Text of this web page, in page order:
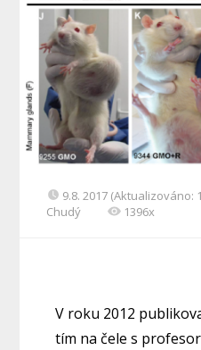
9.8. 2017 (Aktualizováno:
Chudý
1396x
V roku 2012
tím na čele s